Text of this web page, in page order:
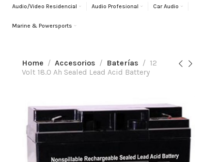
Audio/Video Residencial Audio Profesional Car Audio
Marine & Powersports
Home Accesorios Baterías
12
Volt 18.0 Ah Sealed Lead Acid Battery